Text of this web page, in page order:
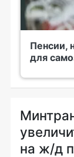
Пенсии,
для
на ж/д